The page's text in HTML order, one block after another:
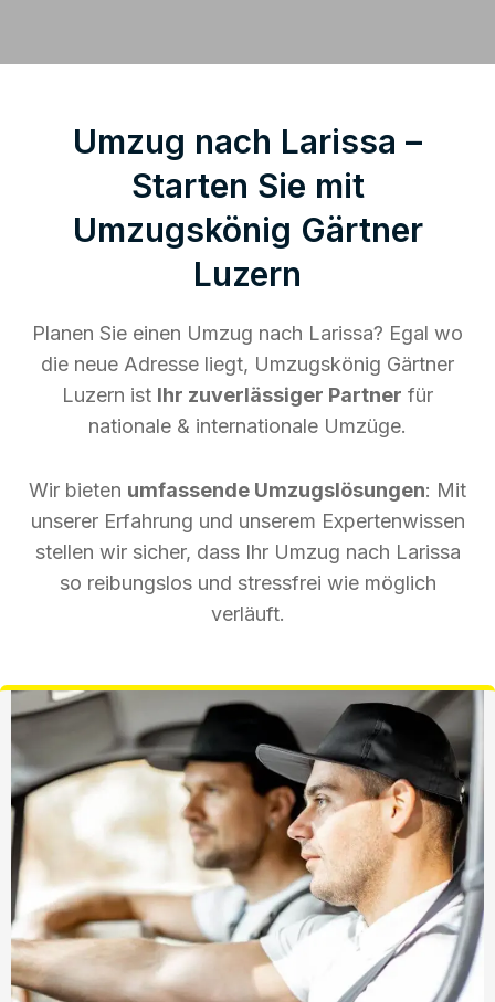
Umzug nach Larissa –
Starten Sie mit
Umzugskönig Gärtner
Luzern
Planen Sie einen Umzug nach Larissa? Egal wo
die neue Adresse liegt, Umzugskönig Gärtner
Luzern ist Ihr zuverlässiger Partner für
nationale & internationale Umzüge.
Wir bieten umfassende Umzugslösungen: Mit
unserer Erfahrung und unserem Expertenwissen
stellen wir sicher, dass Ihr Umzug nach Larissa
so reibungslos und stressfrei wie möglich
verläuft.